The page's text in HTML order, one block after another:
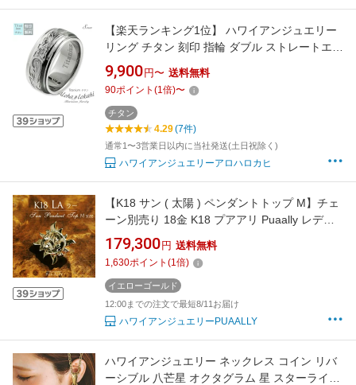
【楽天ランキング1位】 ハワイアンジュエリー
リング チタン 刻印 指輪 ダブル ストレートエッ
ジ スクロール プルメリア 金属アレルギー対応
アロハロカヒ ブランド 【誕生日記念日】 父の
日 ギフト プレゼント
9,900 円〜 送料無料
90ポイント (1倍)〜
チタン
4.29(7件)
通常1〜3営業日以内に当社発送(土日祝除く)
ハワイアンジュエリーアロハロカヒ
【K18 サン ( 太陽 ) ペンダントトップ M】チェ
ーン別売り 18金 K18 プアアリ Puaally レディ
ース メンズ ペア La ラー ヘリックス プレゼン
ト 男性 女性 ハワイアンジュエリー ネックレス
お祝い 記念日 ギフト 太陽 お守り 誕生日 手彫
り 日本製 送料無料 職人 門出 贈り物
179,300 円 送料無料
1,630ポイント (1倍)
イエローゴールド
12:00までの注文で最短8/11お届け
ハワイアンジュエリーPUAALLY
ハワイアンジュエリー ネックレス コイン リバ
ーシブル 八芒星 オクタグラム 星 スターライト